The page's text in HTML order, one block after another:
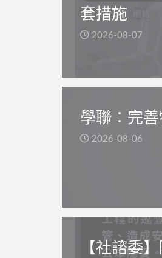
套措施
2026-08-07
學聯：完
2026-08-06
【社諮委